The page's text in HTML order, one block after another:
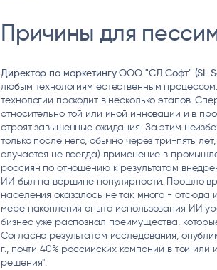
Причины для
Директор по маркетингу ООО "СЛ Софт" (SL
любым технологиям естественным
технологии проходит в несколько этапов.
относительно той или иной инновации и в
строят завышенные ожидания. За этим
только после него, обычно через три-пять
случается не всегда) применение в
россиян по отношению к результатам
ИИ был на вершине популярности. Прошло
населения оказалось не так много -
мере накопления опыта использования ИИ
бизнес уже распознал преимущества,
Согласно результатам исследования,
г., почти 40% российских компаний в той
решения".